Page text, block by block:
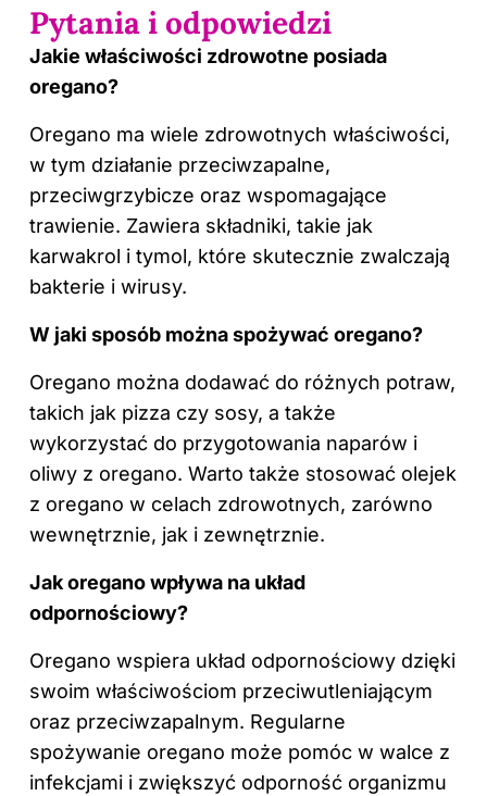
Pytania i odpowiedzi
Jakie właściwości zdrowotne posiada
oregano?
Oregano ma wiele zdrowotnych właściwości,
w tym działanie przeciwzapalne,
przeciwgrzybicze oraz wspomagające
trawienie. Zawiera składniki, takie jak
karwakrol i tymol, które skutecznie zwalczają
bakterie i wirusy.
W jaki sposób można spożywać oregano?
Oregano można dodawać do różnych potraw,
takich jak pizza czy sosy, a także
wykorzystać do przygotowania naparów i
oliwy z oregano. Warto także stosować olejek
z oregano w celach zdrowotnych, zarówno
wewnętrznie, jak i zewnętrznie.
Jak oregano wpływa na układ
odpornościowy?
Oregano wspiera układ odpornościowy dzięki
swoim właściwościom przeciwutleniającym
oraz przeciwzapalnym. Regularne
spożywanie oregano może pomóc w walce z
infekcjami i zwiększyć odporność organizmu